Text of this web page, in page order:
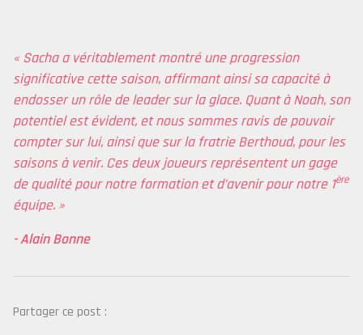
« Sacha a véritablement montré une progression
significative cette saison, affirmant ainsi sa capacité à
endosser un rôle de leader sur la glace. Quant à Noah, son
potentiel est évident, et nous sommes ravis de pouvoir
compter sur lui, ainsi que sur la fratrie Berthoud, pour les
saisons à venir. Ces deux joueurs représentent un gage
de qualité pour notre formation et d’avenir pour notre 1ère
équipe. »
- Alain Bonne
Partager ce post :